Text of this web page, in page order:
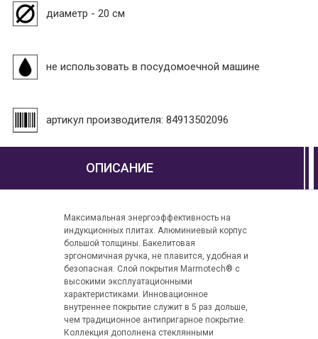
диаметр - 20 см
не использовать в посудомоечной машине
артикул производителя: 84913502096
ОПИСАНИЕ
Максимальная энергоэффективность на
индукционных плитах. Алюминиевый корпус
большой толщины. Бакелитовая
эргономичная ручка, не плавится, удобная и
безопасная. Слой покрытия Marmotech® с
высокими эксплуатационными
характеристиками. Инновационное
внутреннее покрытие служит в 5 раз дольше,
чем традиционное антипригарное покрытие.
Коллекция дополнена стеклянными